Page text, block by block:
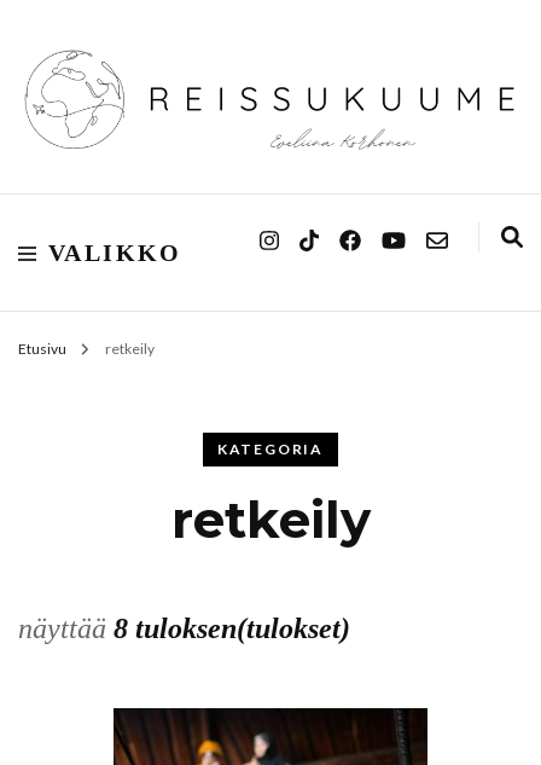
Reissukuume
VALIKKO
Etusivu retkeily
KATEGORIA
retkeily
näyttää 8 tuloksen(tulokset)